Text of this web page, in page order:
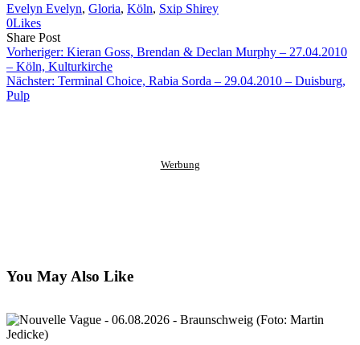
Evelyn Evelyn, Gloria, Köln, Sxip Shirey
0Likes
Share PostShare
on
Facebook
Copy
URL
to
clipboard
Send
Link
via
eMail
Vorheriger: Kieran Goss, Brendan & Declan Murphy – 27.04.2010
– Köln, Kulturkirche
Nächster: Terminal Choice, Rabia Sorda – 29.04.2010 – Duisburg,
Pulp
Werbung
You May Also Like